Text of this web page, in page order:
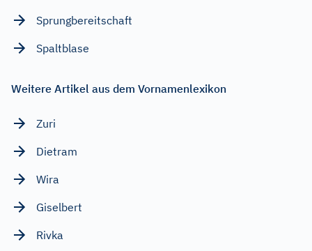
Sprungbereitschaft
Spaltblase
Weitere Artikel aus dem Vornamenlexikon
Zuri
Dietram
Wira
Giselbert
Rivka